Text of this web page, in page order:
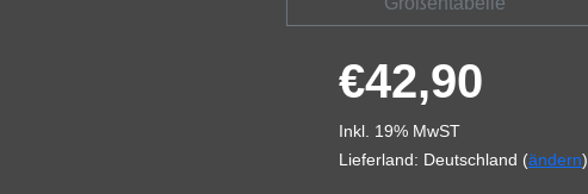
€42,90
Inkl. 19% MwST
Lieferland: Deutschland (ändern)